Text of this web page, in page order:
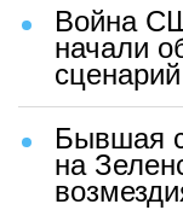
Война
начали
сценарий
Бывшая
на